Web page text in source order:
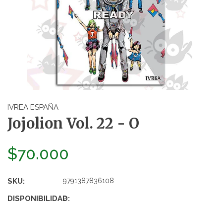
IVREA ESPAÑA
Jojolion Vol. 22 - O
$70.000
SKU: 9791387836108
DISPONIBILIDAD:
2